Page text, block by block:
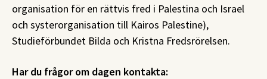
organisation för en rättvis fred i Palestina och Israel
och systerorganisation till Kairos Palestine),
Studieförbundet Bilda och Kristna Fredsrörelsen.
Har du frågor om dagen kontakta: